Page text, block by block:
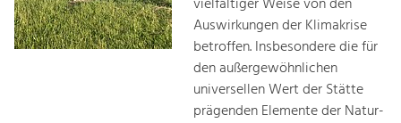
Auswirkungen der Klimakrise
betroffen. Insbesondere die für
den außergewöhnlichen
universellen Wert der Stätte
prägenden Elemente der Natur-